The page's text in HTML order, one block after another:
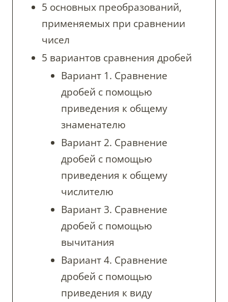
5 основных преобразований,
применяемых при сравнении
чисел
5 вариантов сравнения дробей
Вариант 1. Сравнение
дробей с помощью
приведения к общему
знаменателю
Вариант 2. Сравнение
дробей с помощью
приведения к общему
числителю
Вариант 3. Сравнение
дробей с помощью
вычитания
Вариант 4. Сравнение
дробей с помощью
приведения к виду